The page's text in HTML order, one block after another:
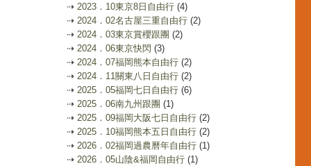
⇢ 2023．10東京8日自由行 (4)
⇢ 2024．02名古屋三重自由行 (2)
⇢ 2024．03東京賞櫻跟團 (2)
⇢ 2024．06東京快閃 (3)
⇢ 2024．07福岡熊本自由行 (2)
⇢ 2024．11關東八日自由行 (2)
⇢ 2025．05福岡七日自由行 (6)
⇢ 2025．06南九州跟團 (1)
⇢ 2025．09福岡大阪七日自由行 (2)
⇢ 2025．10福岡熊本五日自由行 (2)
⇢ 2026．02福岡過農曆年自由行 (1)
⇢ 2026．05山陰&福岡自由行 (1)